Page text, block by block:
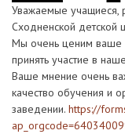
Уважаемые учащиеся,
Сходненской детской
Мы очень ценим ваше
принять участие в
Ваше мнение очень
качество обучения и
заведении. https://